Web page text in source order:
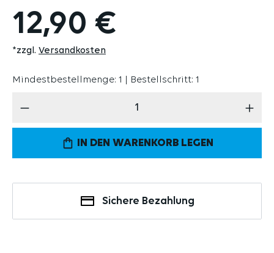
12,90 €
*zzgl. Versandkosten
Mindestbestellmenge: 1 | Bestellschritt: 1
Produkt Anzahl: Gib den gewünschten
IN DEN WARENKORB LEGEN
Sichere Bezahlung